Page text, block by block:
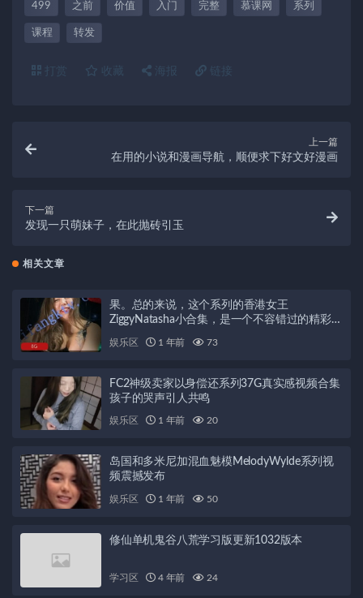
499 之前 价值 入门 完整 慕课网 系列
课程 转发
打赏 收藏 海报 链接
上一篇
在用的小说和漫画导航，顺便求下好文好漫画
下一篇
发现一只萌妹子，在此抛砖引玉
相关文章
果。总的来说，这个系列的香港女王
ZiggyNatasha小合集，是一个不容错过的精彩系
典之作！
娱乐区 1 年前 73
FC2神级卖家以身偿还系列37G真实感视频合集
孩子的哭声引人共鸣
娱乐区 1 年前 20
岛国和多米尼加混血魅模MelodyWylde系列视
频震撼发布
娱乐区 1 年前 50
修仙单机鬼谷八荒学习版更新1032版本
学习区 4 年前 24